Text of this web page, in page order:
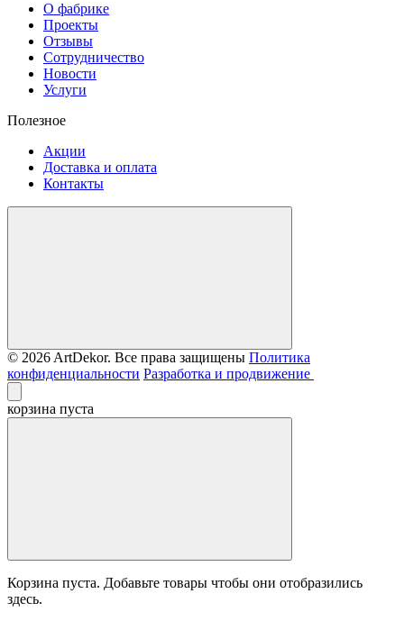
О фабрике
Проекты
Отзывы
Сотрудничество
Новости
Услуги
Полезное
Акции
Доставка и оплата
Контакты
© 2026 ArtDekor. Все права защищены Политика
конфиденциальности Разработка и продвижение
корзина пуста
Корзина пуста. Добавьте товары чтобы они отобразились
здесь.